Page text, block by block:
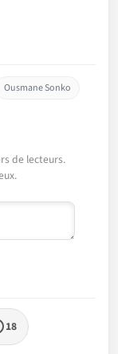
Ousmane Sonko
de lecteurs.
18